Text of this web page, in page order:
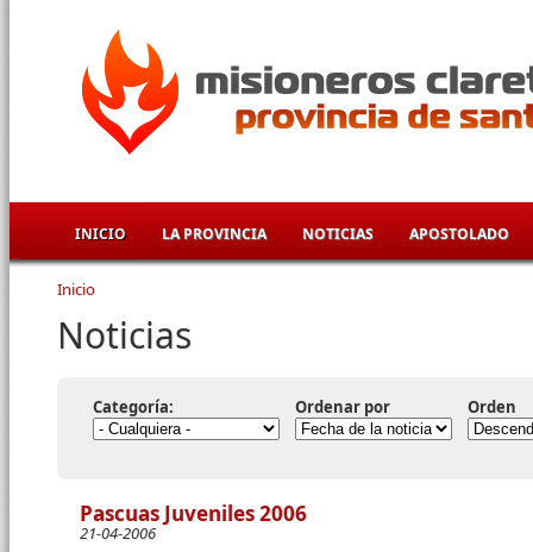
INICIO LA PROVINCIA NOTICIAS APOSTOLADO
Se encuentra usted aquí
Inicio
Noticias
Categoría: Ordenar por Orden
Pascuas Juveniles 2006
21-04-2006